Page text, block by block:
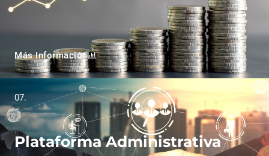
Más Información
07.
Plataforma Administrativa